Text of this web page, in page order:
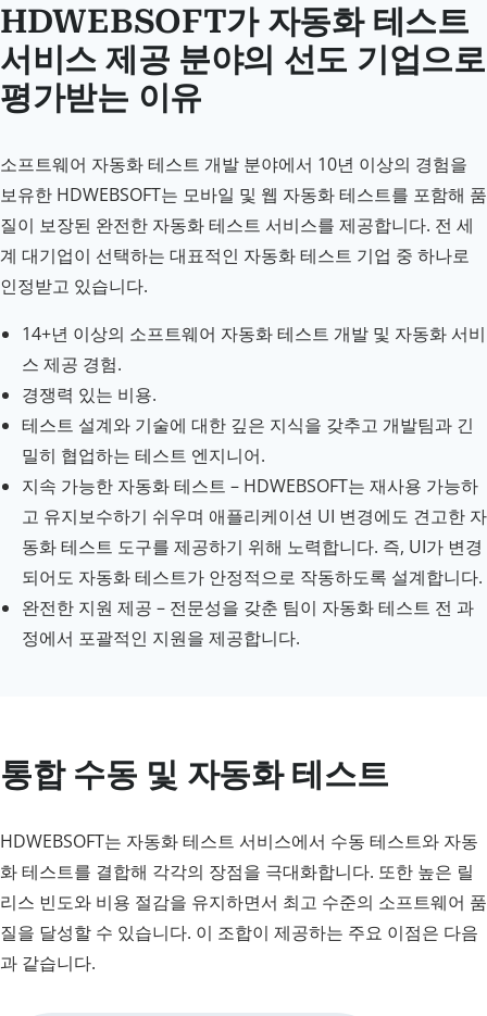
HDWEBSOFT가 자동화 테스트
서비스 제공 분야의 선도 기업으로
평가받는 이유
소프트웨어 자동화 테스트 개발 분야에서 10년 이상의 경험을
보유한 HDWEBSOFT는 모바일 및 웹 자동화 테스트를 포함해 품
질이 보장된 완전한 자동화 테스트 서비스를 제공합니다. 전 세
계 대기업이 선택하는 대표적인 자동화 테스트 기업 중 하나로
인정받고 있습니다.
14+년 이상의 소프트웨어 자동화 테스트 개발 및 자동화 서비
스 제공 경험.
경쟁력 있는 비용.
테스트 설계와 기술에 대한 깊은 지식을 갖추고 개발팀과 긴
밀히 협업하는 테스트 엔지니어.
지속 가능한 자동화 테스트 – HDWEBSOFT는 재사용 가능하
고 유지보수하기 쉬우며 애플리케이션 UI 변경에도 견고한 자
동화 테스트 도구를 제공하기 위해 노력합니다. 즉, UI가 변경
되어도 자동화 테스트가 안정적으로 작동하도록 설계합니다.
완전한 지원 제공 – 전문성을 갖춘 팀이 자동화 테스트 전 과
정에서 포괄적인 지원을 제공합니다.
통합 수동 및 자동화 테스트
HDWEBSOFT는 자동화 테스트 서비스에서 수동 테스트와 자동
화 테스트를 결합해 각각의 장점을 극대화합니다. 또한 높은 릴
리스 빈도와 비용 절감을 유지하면서 최고 수준의 소프트웨어 품
질을 달성할 수 있습니다. 이 조합이 제공하는 주요 이점은 다음
과 같습니다.